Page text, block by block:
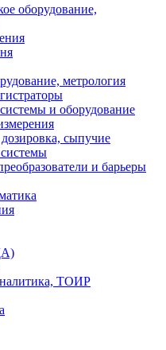
оборудование,
метрология
и оборудование
сыпучие
и барьеры
ТОИР